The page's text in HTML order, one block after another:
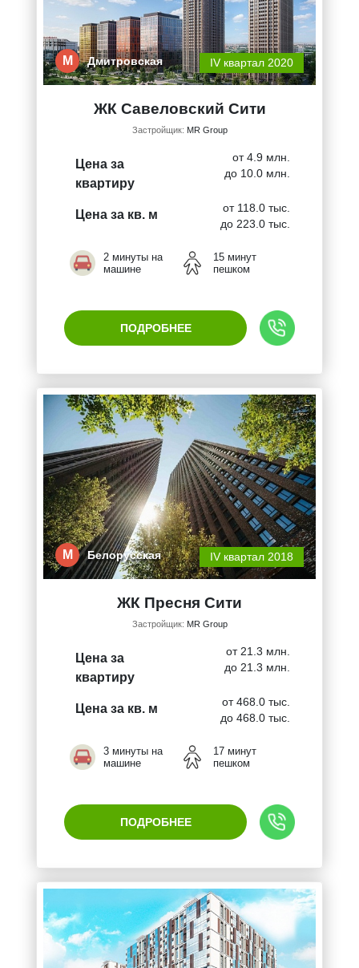
М Дмитровская IV квартал 2020
ЖК Савеловский Сити
Застройщик: MR Group
Цена за
квартиру
от 4.9 млн.
до 10.0 млн.
Цена за кв. м
от 118.0 тыс.
до 223.0 тыс.
2 минуты на
машине
15 минут
пешком
ПОДРОБНЕЕ
М Белорусская IV квартал 2018
ЖК Пресня Сити
Застройщик: MR Group
Цена за
квартиру
от 21.3 млн.
до 21.3 млн.
Цена за кв. м
от 468.0 тыс.
до 468.0 тыс.
3 минуты на
машине
17 минут
пешком
ПОДРОБНЕЕ